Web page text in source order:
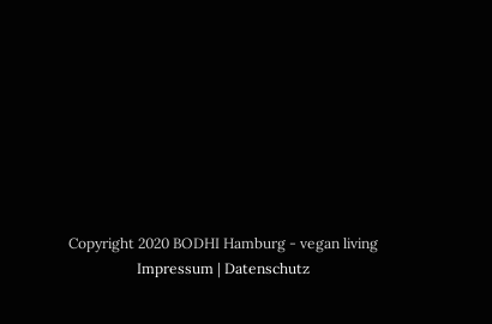
Copyright 2020 BODHI Hamburg - vegan living
Impressum | Datenschutz